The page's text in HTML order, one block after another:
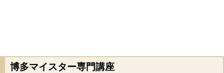
博多マイスター専門講座